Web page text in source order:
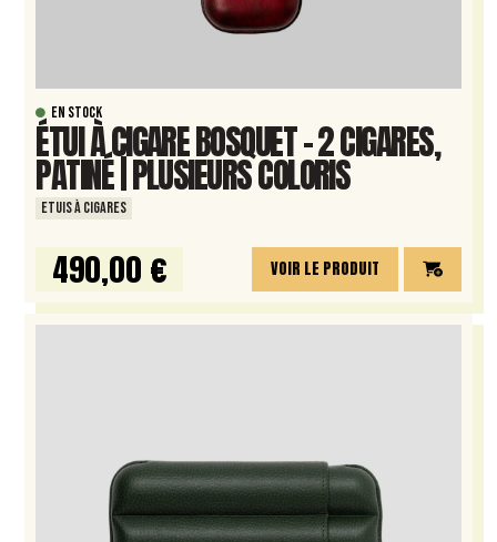
EN STOCK
ÉTUI À CIGARE BOSQUET – 2 CIGARES,
PATINÉ | PLUSIEURS COLORIS
ETUIS À CIGARES
490,00 € VOIR LE PRODUIT